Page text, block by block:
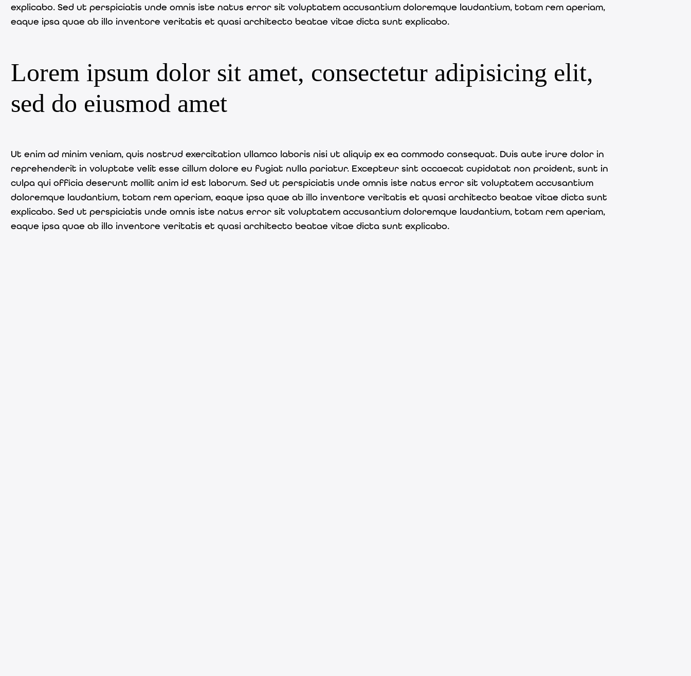
explicabo. Sed ut perspiciatis unde omnis iste natus error sit voluptatem accusantium doloremque laudantium, totam rem aperiam,
eaque ipsa quae ab illo inventore veritatis et quasi architecto beatae vitae dicta sunt explicabo.
Lorem ipsum dolor sit amet, consectetur adipisicing elit,
sed do eiusmod amet
Ut enim ad minim veniam, quis nostrud exercitation ullamco laboris nisi ut aliquip ex ea commodo consequat. Duis aute irure dolor in
reprehenderit in voluptate velit esse cillum dolore eu fugiat nulla pariatur. Excepteur sint occaecat cupidatat non proident, sunt in
culpa qui officia deserunt mollit anim id est laborum. Sed ut perspiciatis unde omnis iste natus error sit voluptatem accusantium
doloremque laudantium, totam rem aperiam, eaque ipsa quae ab illo inventore veritatis et quasi architecto beatae vitae dicta sunt
explicabo. Sed ut perspiciatis unde omnis iste natus error sit voluptatem accusantium doloremque laudantium, totam rem aperiam,
eaque ipsa quae ab illo inventore veritatis et quasi architecto beatae vitae dicta sunt explicabo.